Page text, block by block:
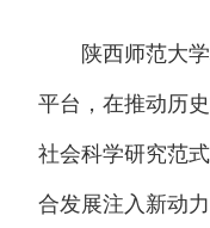
陕西师范大学
平台，在推动历
社会科学研究范
合发展注入新动力